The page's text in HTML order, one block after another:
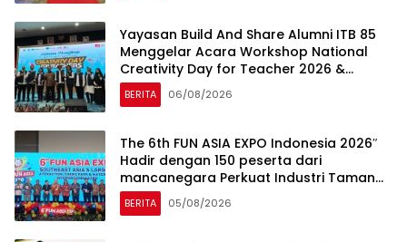
Yayasan Build And Share Alumni ITB 85
Menggelar Acara Workshop National
Creativity Day for Teacher 2026 &
Dibuka Resmi Pramono Anung (Gubernur
DKI Jakarta)
BERITA 06/08/2026
The 6th FUN ASIA EXPO Indonesia 2026″
Hadir dengan 150 peserta dari
mancanegara Perkuat Industri Taman
Rekreasi dan Ekosistem Pariwisata di
Tanah Air
BERITA 05/08/2026